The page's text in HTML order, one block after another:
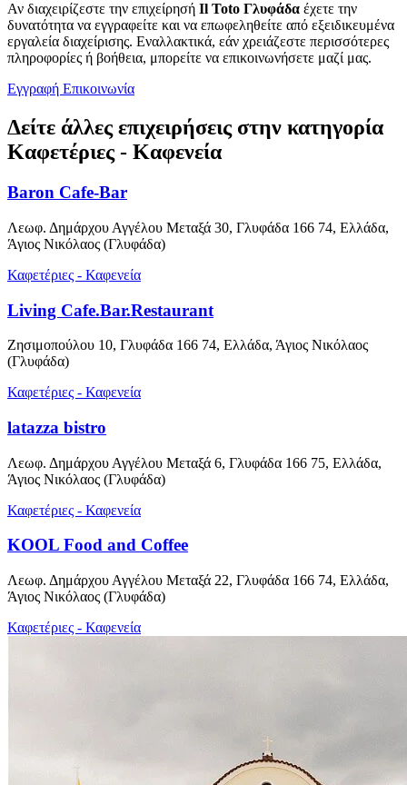
Αν διαχειρίζεστε την επιχείρησή Il Toto Γλυφάδα έχετε την
δυνατότητα να εγγραφείτε και να επωφεληθείτε από εξειδικευμένα
εργαλεία διαχείρισης. Εναλλακτικά, εάν χρειάζεστε περισσότερες
πληροφορίες ή βοήθεια, μπορείτε να επικοινωνήσετε μαζί μας.
Εγγραφή Επικοινωνία
Δείτε άλλες επιχειρήσεις στην κατηγορία
Καφετέριες - Καφενεία
Baron Cafe-Bar
Λεωφ. Δημάρχου Αγγέλου Μεταξά 30, Γλυφάδα 166 74, Ελλάδα,
Άγιος Νικόλαος (Γλυφάδα)
Καφετέριες - Καφενεία
Living Cafe.Bar.Restaurant
Ζησιμοπούλου 10, Γλυφάδα 166 74, Ελλάδα, Άγιος Νικόλαος
(Γλυφάδα)
Καφετέριες - Καφενεία
latazza bistro
Λεωφ. Δημάρχου Αγγέλου Μεταξά 6, Γλυφάδα 166 75, Ελλάδα,
Άγιος Νικόλαος (Γλυφάδα)
Καφετέριες - Καφενεία
KOOL Food and Coffee
Λεωφ. Δημάρχου Αγγέλου Μεταξά 22, Γλυφάδα 166 74, Ελλάδα,
Άγιος Νικόλαος (Γλυφάδα)
Καφετέριες - Καφενεία